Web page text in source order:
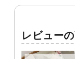
レビュー